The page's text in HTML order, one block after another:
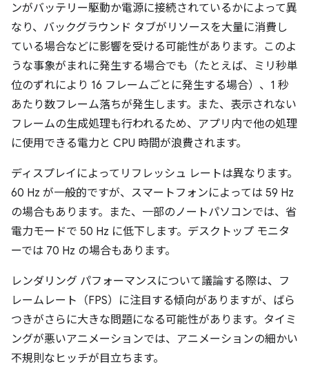
ンがバッテリー駆動か電源に接続されているかによって異
なり、バックグラウンド タブがリソースを大量に消費し
ている場合などに影響を受ける可能性があります。このよ
うな事象がまれに発生する場合でも（たとえば、ミリ秒単
位のずれにより 16 フレームごとに発生する場合）、1 秒
あたり数フレーム落ちが発生します。また、表示されない
フレームの生成処理も行われるため、アプリ内で他の処理
に使用できる電力と CPU 時間が浪費されます。
ディスプレイによってリフレッシュ レートは異なります。
60 Hz が一般的ですが、スマートフォンによっては 59 Hz
の場合もあります。また、一部のノートパソコンでは、省
電力モードで 50 Hz に低下します。デスクトップ モニタ
ーでは 70 Hz の場合もあります。
レンダリング パフォーマンスについて議論する際は、フ
レームレート（FPS）に注目する傾向がありますが、ばら
つきがさらに大きな問題になる可能性があります。タイミ
ングが悪いアニメーションでは、アニメーションの細かい
不規則なヒッチが目立ちます。